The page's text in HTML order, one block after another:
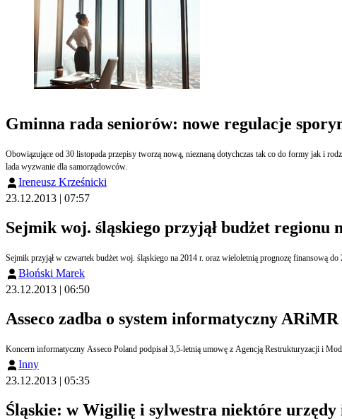
Gminna rada seniorów: nowe regulacje
Obowiązujące od 30 listopada przepisy tworzą nową, nieznaną dotychczas tak co do formy jak i rodzaju, samorządową instytucję gminną radę seniorów. Słuszna intencja wsparcia solidarności międzypokoleniowej nie
lada wyzwanie dla samorządowców.
Ireneusz Krześnicki
23.12.2013 | 07:57
Sejmik woj. śląskiego przyjął budżet regionu
Sejmik przyjął w czwartek budżet woj. śląskiego na 2014 r. oraz wieloletnią prognozę finansową
Błoński Marek
23.12.2013 | 06:50
Asseco zadba o system informatyczny ARiMR
Koncern informatyczny Asseco Poland podpisał 3,5-letnią umowę z Agencją Restrukturyzacji i
Inny
23.12.2013 | 05:35
Śląskie: w Wigilię i sylwestra niektóre